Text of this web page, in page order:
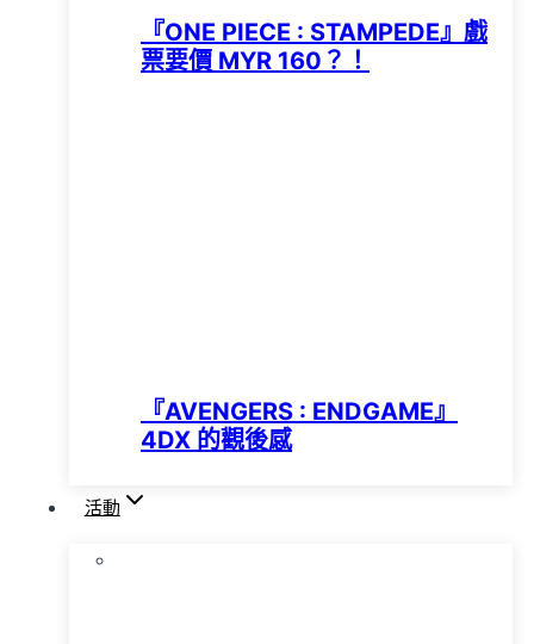
『ONE PIECE : STAMPEDE』戲
票要價 MYR 160？！
『AVENGERS : ENDGAME』
4DX 的觀後感
活動